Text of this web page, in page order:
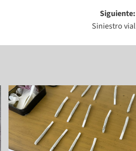
Siguiente:
Siniestro vial